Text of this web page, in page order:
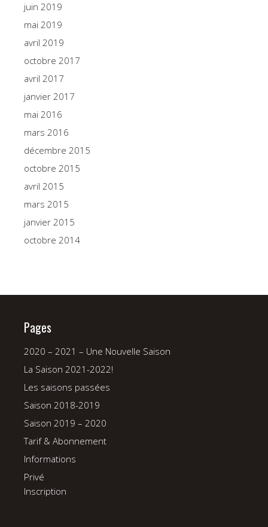
juin 2019
mai 2019
avril 2019
octobre 2017
avril 2017
janvier 2017
mai 2016
mars 2016
décembre 2015
octobre 2015
avril 2015
mars 2015
janvier 2015
octobre 2014
Pages
2020 – 2021 – Une Nouvelle Saison
La Saison 2021-2022!
Les saisons passées
Saison 2018-2019
Saison 2019 – 2020
Tarif & Abonnement
Informations
Privé
Inscription